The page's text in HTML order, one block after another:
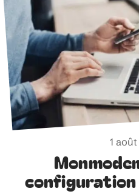
1
configuration